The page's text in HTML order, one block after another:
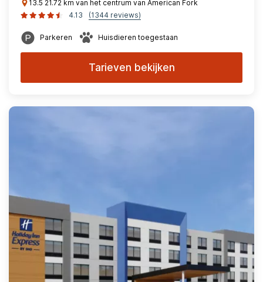
13.5 21.72 km van het centrum van American Fork
4.13
(1344 reviews)
Parkeren Huisdieren toegestaan
Tarieven bekijken